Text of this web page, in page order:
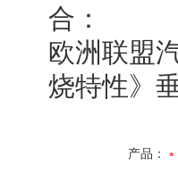
合：
欧洲联盟
烧特性》
产品：